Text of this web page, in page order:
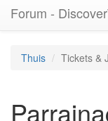
Forum -
Thuis Tickets &